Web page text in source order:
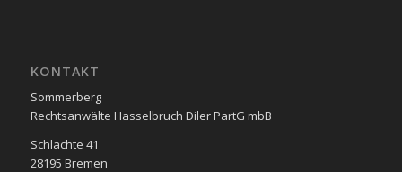
KON­TAKT
Sommerberg
Rechtsanwälte Hasselbruch Diler PartG mbB
Schlachte 41
28195 Bre­men